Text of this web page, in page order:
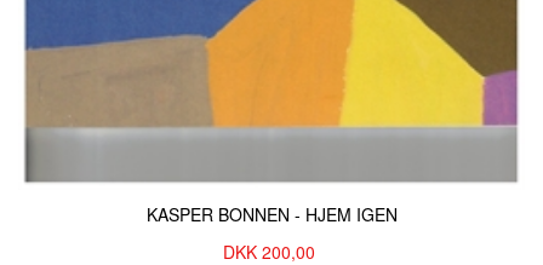
KASPER BONNEN - HJEM IGEN
DKK 200,00